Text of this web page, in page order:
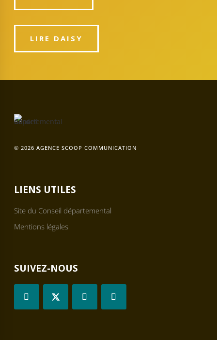
LIRE DAISY
© 2026 AGENCE SCOOP COMMUNICATION
LIENS UTILES
Site du Conseil départemental
Mentions légales
SUIVEZ-NOUS